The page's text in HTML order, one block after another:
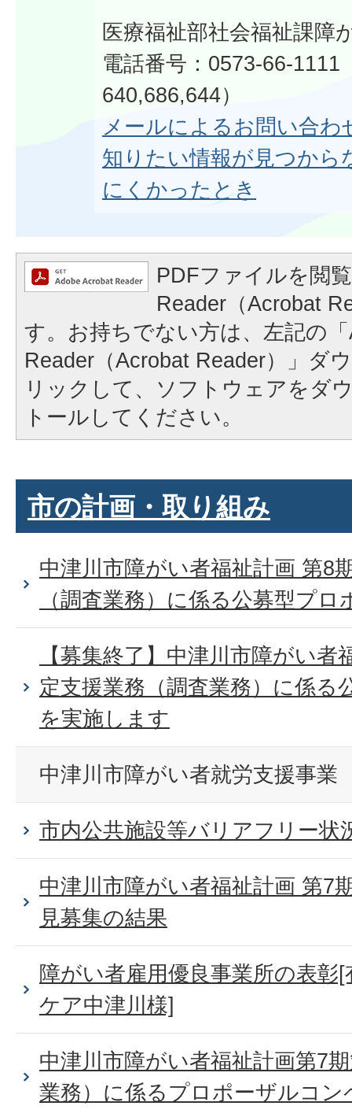
医療福祉部社会福祉課障
電話番号：0573-66-1111
640,686,644）
メールによるお問い合わ
知りたい情報が見つから
にくかったとき
PDFファイルを閲
Reader（Acrobat
す。お持ちでない方は、左記の
Reader（Acrobat Reader）」ダ
リックして、ソフトウェアをダ
トールしてください。
市の計画・取り組み
中津川市障がい者福祉計画 第8
（調査業務）に係る公募型プ
【募集終了】中津川市障がい者
定支援業務（調査業務）に係る
を実施します
中津川市障がい者就労支援事業
市内公共施設等バリアフリー状
中津川市障がい者福祉計画 第7
見募集の結果
障がい者雇用優良事業所の表彰
ケア中津川様]
中津川市障がい者福祉計画第7
業務）に係るプロポーザルコン